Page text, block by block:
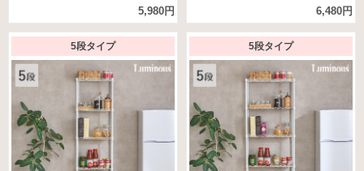
5,980円 6,480円
5段タイプ 5段タイプ